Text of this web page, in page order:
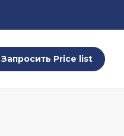
Запросить Price list